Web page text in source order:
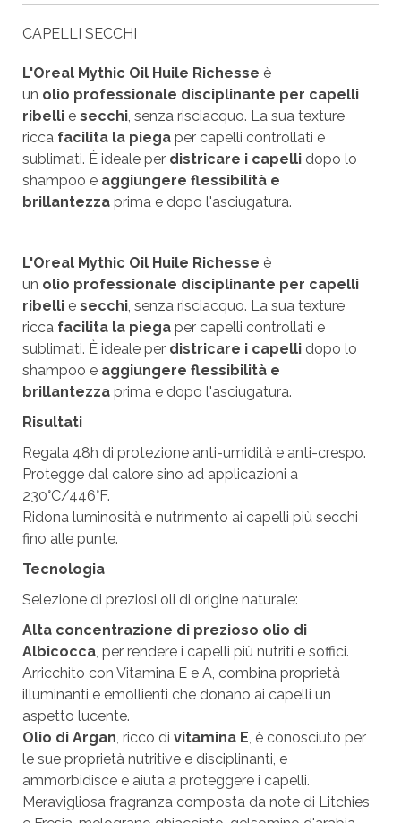
CAPELLI SECCHI
L'Oreal Mythic Oil Huile Richesse è
un olio professionale disciplinante per capelli
ribelli e secchi, senza risciacquo. La sua texture
ricca facilita la piega per capelli controllati e
sublimati. È ideale per districare i capelli dopo lo
shampoo e aggiungere flessibilità e
brillantezza prima e dopo l'asciugatura.
L'Oreal Mythic Oil Huile Richesse è
un olio professionale disciplinante per capelli
ribelli e secchi, senza risciacquo. La sua texture
ricca facilita la piega per capelli controllati e
sublimati. È ideale per districare i capelli dopo lo
shampoo e aggiungere flessibilità e
brillantezza prima e dopo l'asciugatura.
Risultati
Regala 48h di protezione anti-umidità e anti-crespo.
Protegge dal calore sino ad applicazioni a
230°C/446°F.
Ridona luminosità e nutrimento ai capelli più secchi
fino alle punte.
Tecnologia
Selezione di preziosi oli di origine naturale:
Alta concentrazione di prezioso olio di
Albicocca, per rendere i capelli più nutriti e soffici.
Arricchito con Vitamina E e A, combina proprietà
illuminanti e emollienti che donano ai capelli un
aspetto lucente.
Olio di Argan, ricco di vitamina E, è conosciuto per
le sue proprietà nutritive e disciplinanti, e
ammorbidisce e aiuta a proteggere i capelli.
Meravigliosa fragranza composta da note di Litchies